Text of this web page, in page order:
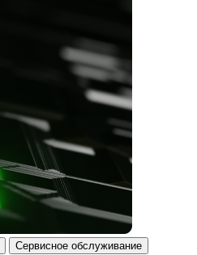
Сервисное обслуживание